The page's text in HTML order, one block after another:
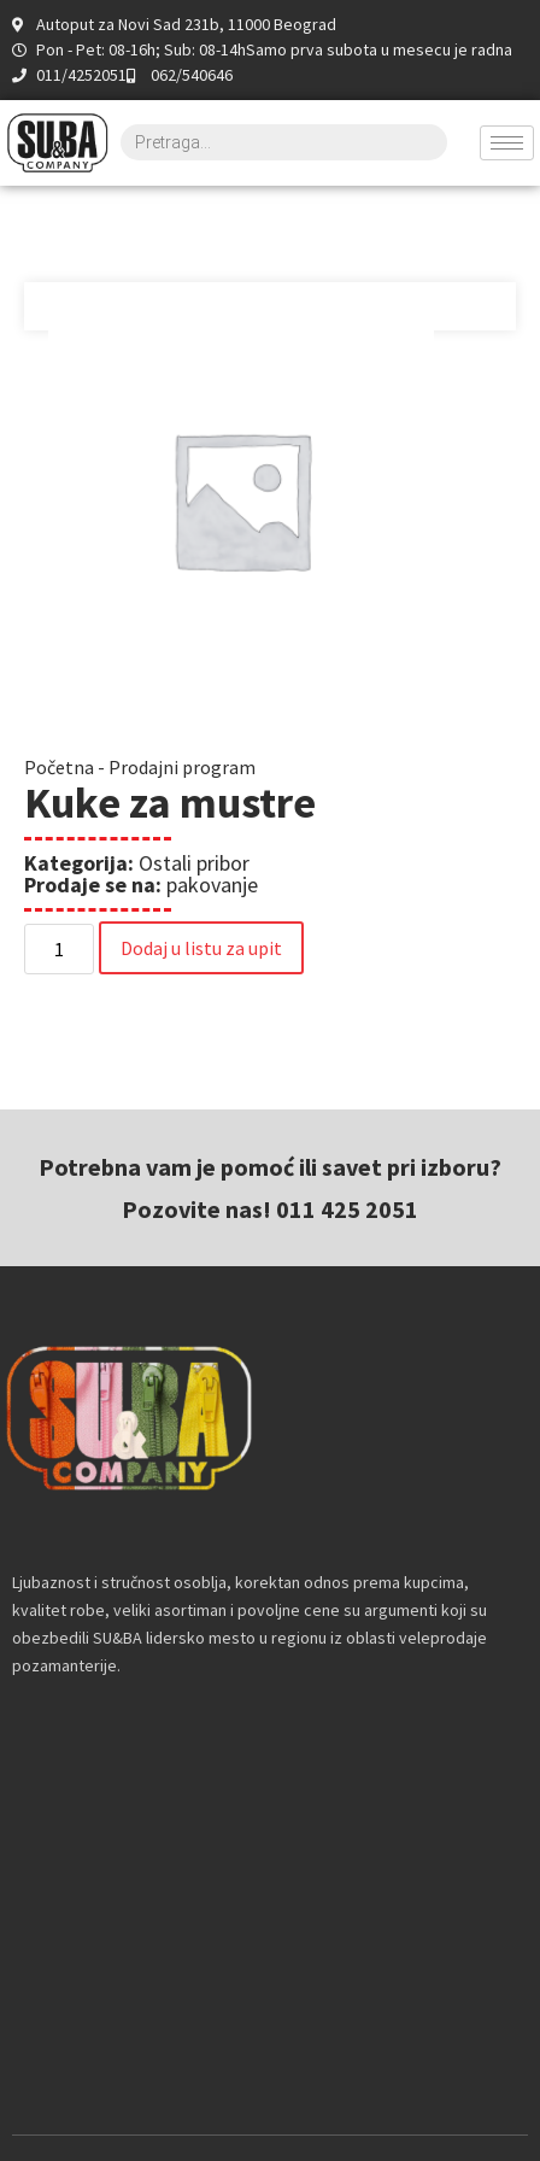
Autoput za Novi Sad 231b, 11000 Beograd
Pon - Pet: 08-16h; Sub: 08-14hSamo prva subota u mesecu je radna
011/4252051
062/540646
Početna - Prodajni program
Kuke za mustre
Kategorija: Ostali pribor
Prodaje se na: pakovanje
Dodaj u listu za upit
Potrebna vam je pomoć ili savet pri izboru?
Pozovite nas! 011 425 2051
Ljubaznost i stručnost osoblja, korektan odnos prema kupcima,
kvalitet robe, veliki asortiman i povoljne cene su argumenti koji su
obezbedili SU&BA lidersko mesto u regionu iz oblasti veleprodaje
pozamanterije.